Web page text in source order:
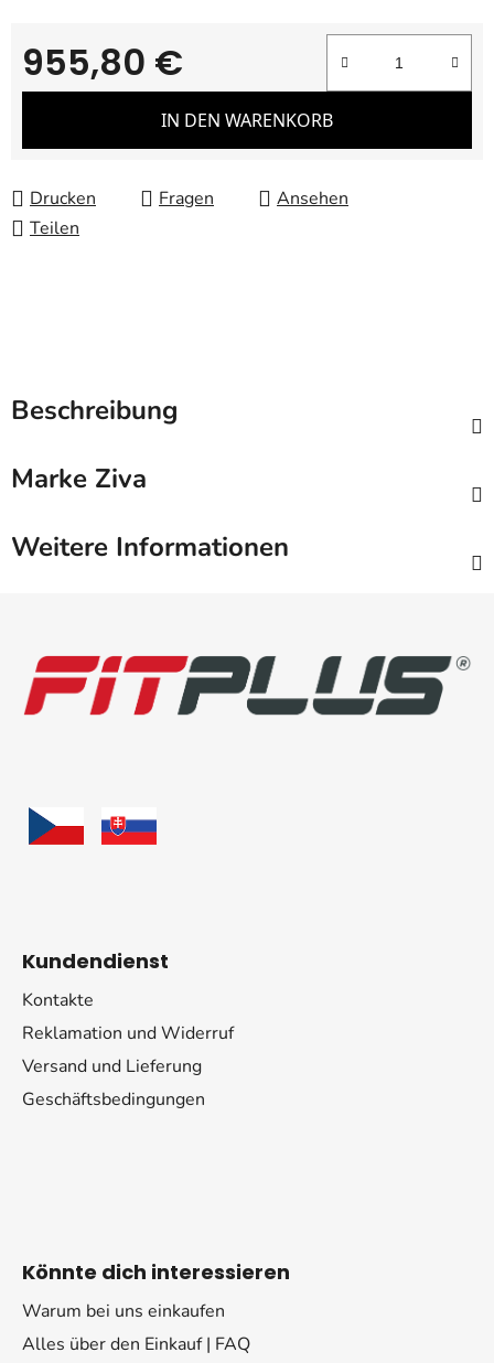
955,80 €
Verkaufspreis:
IN DEN WARENKORB
Drucken Fragen
Ansehen
Teilen
Beschreibung
Marke Ziva
Weitere Informationen
Kundendienst
Kontakte
Reklamation und Widerruf
Versand und Lieferung
Geschäftsbedingungen
Könnte dich interessieren
Warum bei uns einkaufen
Alles über den Einkauf | FAQ